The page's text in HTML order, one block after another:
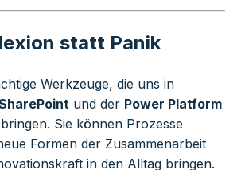
statt Panik
Werkzeuge, die uns in
und der Power Platform
Sie können Prozesse
Formen der Zusammenarbeit
in den Alltag bringen.